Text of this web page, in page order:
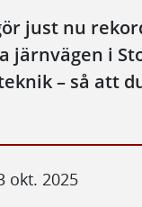
just nu
järnvägen i
– så att
okt. 2025